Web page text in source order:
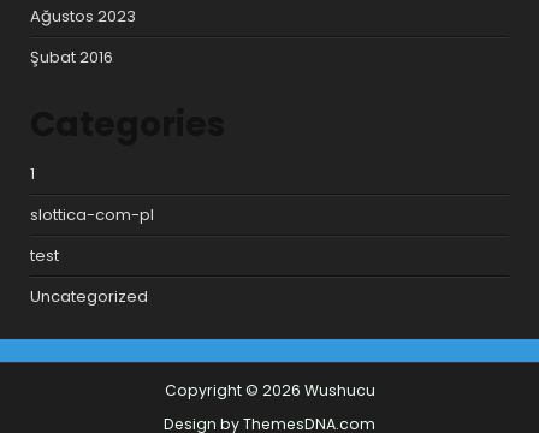
Ağustos 2023
Şubat 2016
1
slottica-com-pl
test
Uncategorized
Copyright © 2026 Wushucu
Design by ThemesDNA.com